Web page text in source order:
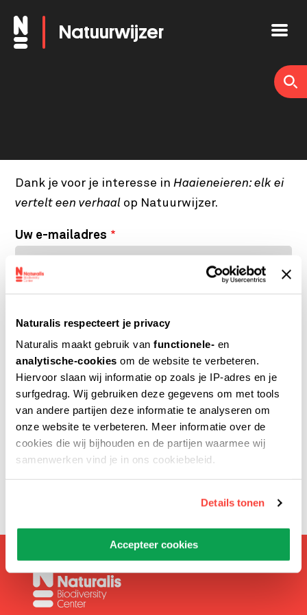
Naturalis respecteert je privacy
Naturalis maakt gebruik van functionele- en
analytische-cookies om de website te verbeteren.
Hiervoor slaan wij informatie op zoals je IP-adres en je
surfgedrag. Wij gebruiken deze gegevens om met tools
van andere partijen deze informatie te analyseren om
onze website te verbeteren. Meer informatie over de
cookies die wij bijhouden en de partijen waarmee wij
samenwerken vind je in ons cookiebeleid.
Details tonen
Accepteer cookies
Overslaan
en
Natuurwijzer
Dank je voor je interesse inHaaieneieren: elk ei
vertelt een verhaal op Natuurwijzer.
Uw e-mailadres
Verstuur naar